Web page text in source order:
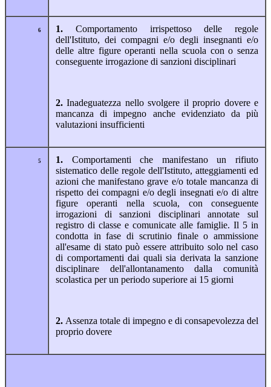
6 1. Comportamento irrispettoso delle regole
dell'Istituto, dei compagni e/o degli insegnanti e/o
delle altre figure operanti nella scuola con o senza
conseguente irrogazione di sanzioni disciplinari
2. Inadeguatezza nello svolgere il proprio dovere e
mancanza di impegno anche evidenziato da più
valutazioni insufficienti
5 1. Comportamenti che manifestano un rifiuto
sistematico delle regole dell'Istituto, atteggiamenti ed
azioni che manifestano grave e/o totale mancanza di
rispetto dei compagni e/o degli insegnati e/o di altre
figure operanti nella scuola, con conseguente
irrogazioni di sanzioni disciplinari annotate sul
registro di classe e comunicate alle famiglie. Il 5 in
condotta in fase di scrutinio finale o ammissione
all'esame di stato può essere attribuito solo nel caso
di comportamenti dai quali sia derivata la sanzione
disciplinare dell'allontanamento dalla comunità
scolastica per un periodo superiore ai 15 giorni
2. Assenza totale di impegno e di consapevolezza del
proprio dovere